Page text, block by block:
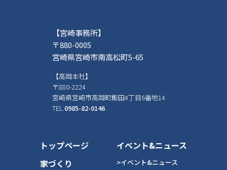
【宮崎事務所】
〒880-0005
宮崎県宮崎市南高松町5-65
【高岡本社】
〒880-2224
宮崎県宮崎市高岡町飯田4丁目6番地14
TEL. 0985-82-0146
トップページ
家づくり
イベント&ニュース
>イベント&ニュース